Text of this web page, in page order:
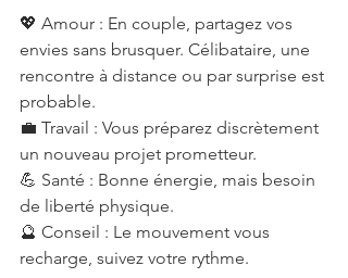
💖 Amour : En couple, partagez vos
envies sans brusquer. Célibataire, une
rencontre à distance ou par surprise est
probable.
💼 Travail : Vous préparez discrètement
un nouveau projet prometteur.
💪 Santé : Bonne énergie, mais besoin
de liberté physique.
🔮 Conseil : Le mouvement vous
recharge, suivez votre rythme.